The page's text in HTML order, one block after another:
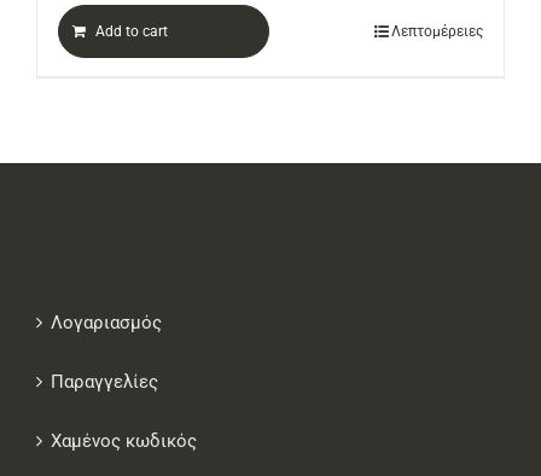
Add to cart Λεπτομέρειες
Λογαριασμός
Παραγγελίες
Χαμένος κωδικός